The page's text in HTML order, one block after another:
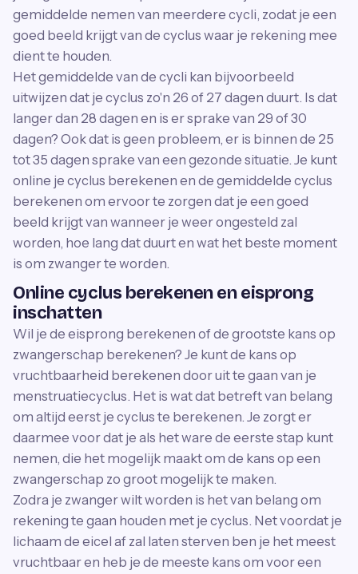
gemiddelde nemen van meerdere cycli, zodat je een
goed beeld krijgt van de cyclus waar je rekening mee
dient te houden.
Het gemiddelde van de cycli kan bijvoorbeeld
uitwijzen dat je cyclus zo'n 26 of 27 dagen duurt. Is dat
langer dan 28 dagen en is er sprake van 29 of 30
dagen? Ook dat is geen probleem, er is binnen de 25
tot 35 dagen sprake van een gezonde situatie. Je kunt
online je cyclus berekenen en de gemiddelde cyclus
berekenen om ervoor te zorgen dat je een goed
beeld krijgt van wanneer je weer ongesteld zal
worden, hoe lang dat duurt en wat het beste moment
is om zwanger te worden.
Online cyclus berekenen en eisprong
inschatten
Wil je de eisprong berekenen of de grootste kans op
zwangerschap berekenen? Je kunt de kans op
vruchtbaarheid berekenen door uit te gaan van je
menstruatiecyclus. Het is wat dat betreft van belang
om altijd eerst je cyclus te berekenen. Je zorgt er
daarmee voor dat je als het ware de eerste stap kunt
nemen, die het mogelijk maakt om de kans op een
zwangerschap zo groot mogelijk te maken.
Zodra je zwanger wilt worden is het van belang om
rekening te gaan houden met je cyclus. Net voordat je
lichaam de eicel af zal laten sterven ben je het meest
vruchtbaar en heb je de meeste kans om voor een